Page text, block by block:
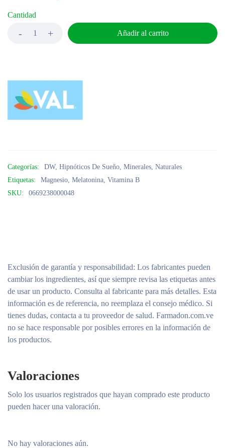
Cantidad
Añadir al carrito
Categorías: DW, Hipnóticos De Sueño, Minerales, Naturales
Etiquetas:
Magnesio, Melatonina, Vitamina B
SKU:
0669238000048
Exclusión de garantía y responsabilidad: Los fabricantes pueden
cambiar los ingredientes, así que siempre revisa las etiquetas antes
de usar un producto. Consulta al fabricante para más detalles. Esta
información es de referencia, no reemplaza el consejo médico. Si
tienes dudas, contacta a tu proveedor de salud. Farmadon.com.ve
no se hace responsable por posibles errores en la información de
los productos.
Valoraciones
No hay valoraciones aún.
Solo los usuarios registrados que hayan comprado este producto
pueden hacer una valoración.